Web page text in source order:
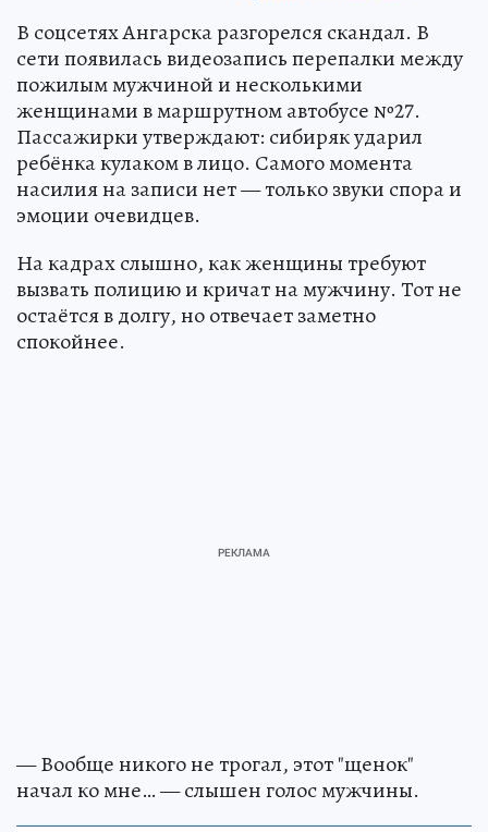
В соцсетях Ангарска разгорелся скандал. В
сети появилась видеозапись перепалки между
пожилым мужчиной и несколькими
женщинами в маршрутном автобусе №27.
Пассажирки утверждают: сибиряк ударил
ребёнка кулаком в лицо. Самого момента
насилия на записи нет — только звуки спора и
эмоции очевидцев.
На кадрах слышно, как женщины требуют
вызвать полицию и кричат на мужчину. Тот не
остаётся в долгу, но отвечает заметно
спокойнее.
— Вообще никого не трогал, этот "щенок"
начал ко мне… — слышен голос мужчины.